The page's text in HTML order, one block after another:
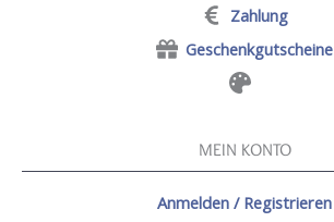
Zahlung
Geschenkgutscheine
MEIN KONTO
Anmelden / Registrieren